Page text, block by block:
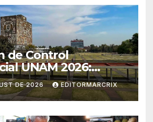
de Control
UNAM 2026:
ya pueden
fecha, sede y
DE 2026 EDITORMARCRIX